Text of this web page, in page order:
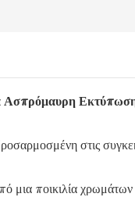
Ασπρόμαυρη
στις
μια ποικιλία